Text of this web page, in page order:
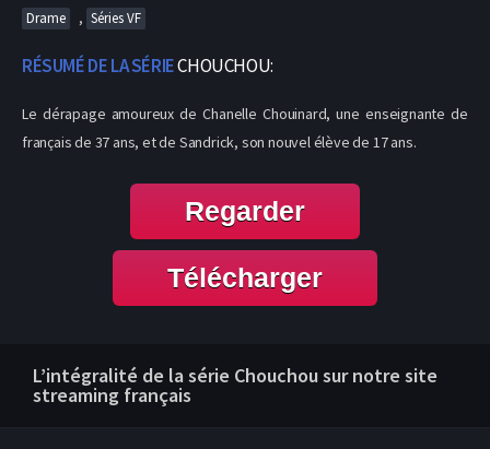
Drame , Séries VF
RÉSUMÉ DE LA SÉRIECHOUCHOU:
Le dérapage amoureux de Chanelle Chouinard, une enseignante de
français de 37 ans, et de Sandrick, son nouvel élève de 17 ans.
Regarder
Télécharger
L’intégralité de la série Chouchou sur notre site
streaming français